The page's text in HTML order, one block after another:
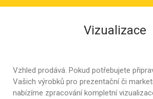
Vizualizace
Vzhled prodává. Pokud potřebujete
Vašich výrobků pro prezentační či
nabízíme zpracování kompletní